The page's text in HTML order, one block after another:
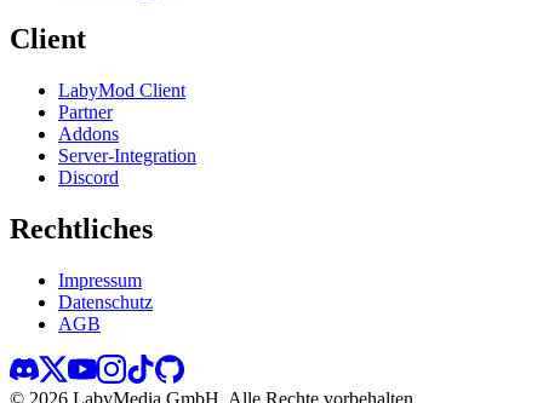
Client
LabyMod Client
Partner
Addons
Server-Integration
Discord
Rechtliches
Impressum
Datenschutz
AGB
© 2026 LabyMedia GmbH. Alle Rechte vorbehalten.